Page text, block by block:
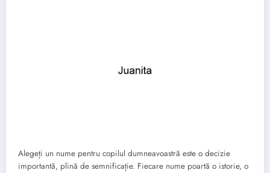
Alegeți un nume pentru copilul dumneavoastră este o decizie
importantă, plină de semnificație. Fiecare nume poartă o istorie, o